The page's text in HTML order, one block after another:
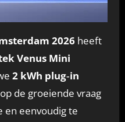
2026heeft
Venus Mini
2 kWh plug‑in
de groeiende vraag
en eenvoudig te